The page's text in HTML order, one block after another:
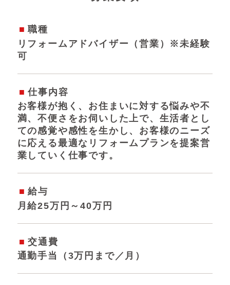
職種
リフォームアドバイザー（営業）※未経験
可
仕事内容
お客様が抱く、お住まいに対する悩みや不
満、不便さをお伺いした上で、生活者とし
ての感覚や感性を生かし、お客様のニーズ
に応える最適なリフォームプランを提案営
業していく仕事です。
給与
月給25万円～40万円
交通費
通勤手当（3万円まで／月）